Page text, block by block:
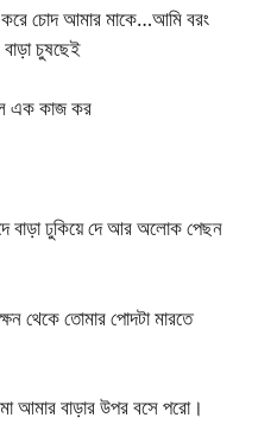
করে চোদ আমার মাকে…আমি বরং
চুষছেই
এক কাজ কর
বাড়া ঢুকিয়ে দে আর অলোক পেছন
থেকে তোমার পোদটা মারতে
আমার বাড়ার উপর বসে পরো।